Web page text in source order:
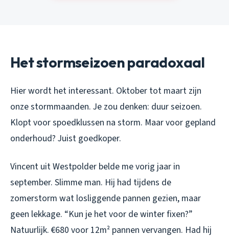
Het stormseizoen paradoxaal
Hier wordt het interessant. Oktober tot maart zijn
onze stormmaanden. Je zou denken: duur seizoen.
Klopt voor spoedklussen na storm. Maar voor gepland
onderhoud? Juist goedkoper.
Vincent uit Westpolder belde me vorig jaar in
september. Slimme man. Hij had tijdens de
zomerstorm wat losliggende pannen gezien, maar
geen lekkage. “Kun je het voor de winter fixen?”
Natuurlijk. €680 voor 12m² pannen vervangen. Had hij